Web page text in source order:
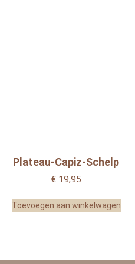
Plateau-Capiz-Schelp
€19,95
Toevoegen aan winkelwagen